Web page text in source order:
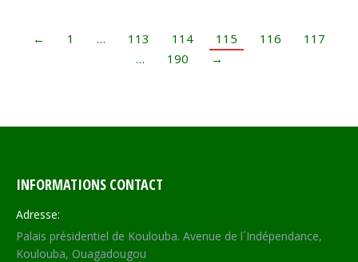
← 1 … 113 114 115 116
117
…
190 →
INFORMATIONS CONTACT
Adresse:
Palais présidentiel de Koulouba. Avenue de l´Indépendance,
Koulouba, Ouagadougou